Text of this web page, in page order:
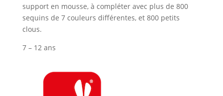
support en mousse, à compléter avec plus de 800
sequins de 7 couleurs différentes, et 800 petits
clous.
7 – 12 ans